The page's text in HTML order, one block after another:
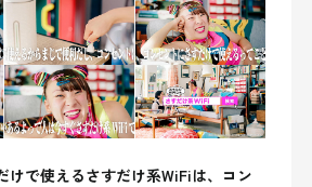
けで使えるさすだけ系WiFiは、コン